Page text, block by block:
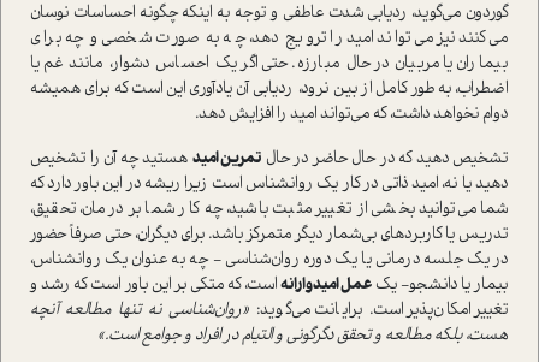
گوردون می‌گوید، ردیابی شدت عاطفی و توجه به اینکه چگونه احساسات نوسان
می‌کنند نیز می‌تواند امید را ترویج دهد، چه به صورت شخصی و چه برای
بیماران یا مربیان در حال مبارزه. حتی اگر یک احساس دشوار، مانند غم یا
اضطراب، به طور کامل از بین نرود، ردیابی آن یادآوری این است که برای همیشه
دوام نخواهد داشت، که می‌تواند امید را افزایش دهد.
تشخیص دهید که در حال حاضر در حال تمرین امید هستید چه آن را تشخیص
دهید یا نه، امید ذاتی در کار یک روانشناس است زیرا ریشه در این باور دارد که
شما می‌توانید بخشی از تغییر مثبت باشید، چه کار شما بر درمان، تحقیق،
تدریس یا کاربردهای بی‌شمار دیگر متمرکز باشد. برای دیگران، حتی صرفاً حضور
در یک جلسه درمانی یا یک دوره روان‌شناسی - چه به عنوان یک روانشناس،
بیمار یا دانشجو- یک عمل امیدوارانهاست، که متکی بر این باور است که رشد و
تغییر امکان‌پذیر است. برایانت می‌گوید: «روان‌شناسی نه تنها مطالعه آنچه
هست، بلکه مطالعه و تحقق دگرگونی و التیام در افراد و جوامع است.»